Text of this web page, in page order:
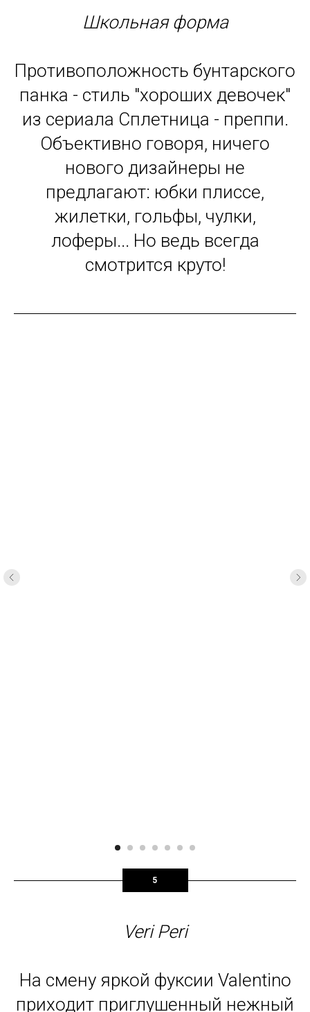
Школьная форма
Противоположность бунтарского
панка - стиль "хороших девочек"
из сериала Сплетница - преппи.
Объективно говоря, ничего
нового дизайнеры не
предлагают: юбки плиссе,
жилетки, гольфы, чулки,
лоферы... Но ведь всегда
смотрится круто!
5
Veri Peri
На смену яркой фуксии Valentino
приходит приглушенный нежный